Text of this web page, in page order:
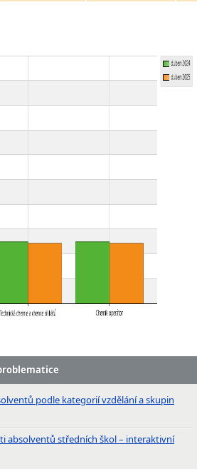
podle kategorií vzdělání a skupin
absolventů středních škol – interaktivní